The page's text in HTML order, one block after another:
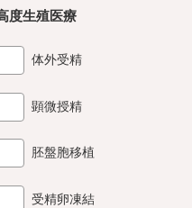
度生殖医療
体外受精
顕微授精
胚盤胞移植
受精卵凍結